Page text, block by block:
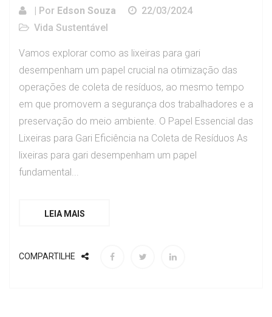
| Por Edson Souza
22/03/2024
Vida Sustentável
Vamos explorar como as lixeiras para gari
desempenham um papel crucial na otimização das
operações de coleta de resíduos, ao mesmo tempo
em que promovem a segurança dos trabalhadores e a
preservação do meio ambiente. O Papel Essencial das
Lixeiras para Gari Eficiência na Coleta de Resíduos As
lixeiras para gari desempenham um papel
fundamental...
LEIA MAIS
COMPARTILHE